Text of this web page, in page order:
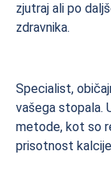
zjutraj ali po
zdravnika.
Specialist,
vašega stopala.
metode, kot so
prisotnost